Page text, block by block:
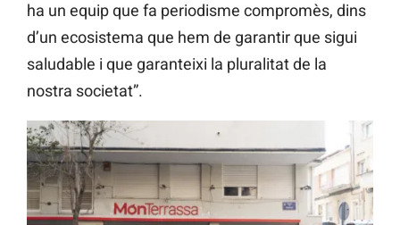
ha un equip que fa periodisme compromès, dins
d’un ecosistema que hem de garantir que sigui
saludable i que garanteixi la pluralitat de la
nostra societat”.